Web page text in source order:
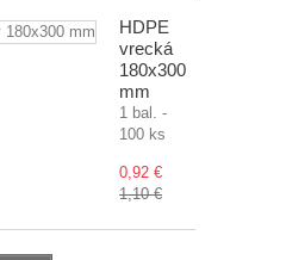
HDPE
vrecká
180x300
mm
1 bal. -
100 ks
0,92 €
1,10 €